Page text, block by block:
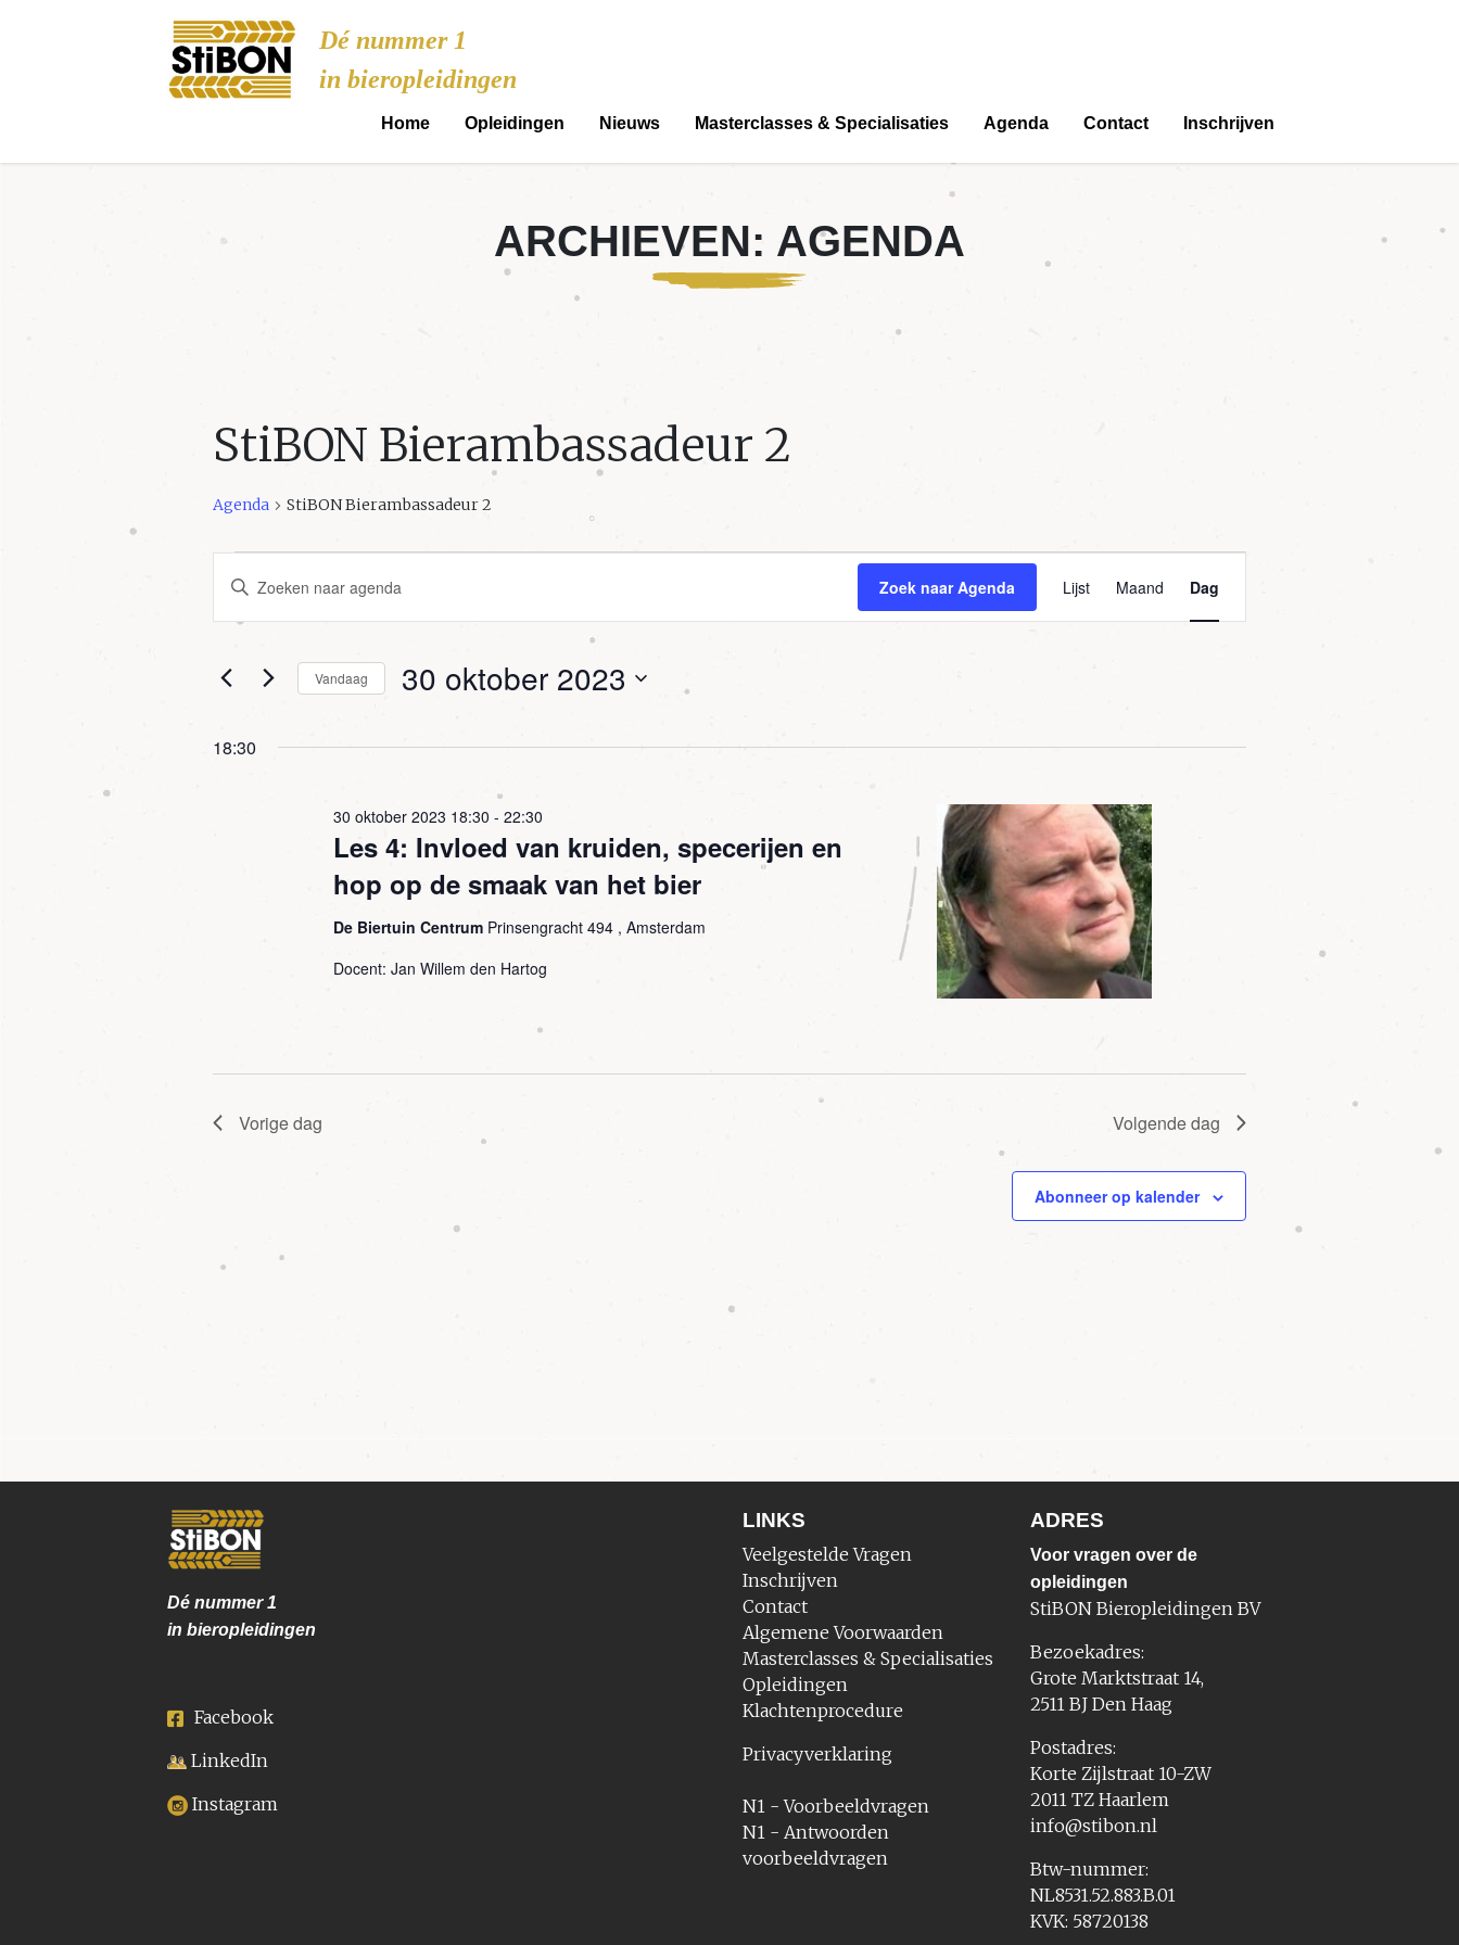
Stibon
Dé nummer 1
in bieropleidingen
Home Opleidingen Nieuws Masterclasses & Specialisaties Agenda Contact Inschrijven
ARCHIEVEN: AGENDA
StiBON Bierambassadeur 2
Agenda StiBON Bierambassadeur 2
Agenda in 30 oktober 2023
Agenda
Zoeken
weergeven
navigatie
Vul
keyword
Zoek
met
Zoek naar Agenda
weergaven
Lijst Maand Dag
Vandaag 30 oktober 2023
18:30
Les 4: Invloed van kruiden, specerijen en
hop op de smaak van het bier
30 oktober 2023 18:30 -22:30
De Biertuin Centrum Prinsengracht 494 , Amsterdam
Docent: Jan Willem den Hartog
Vorige dag Volgende dag
Abonneer op kalender
Dé nummer1
in bieropleidingen
Facebook
LinkedIn
Instagram
LINKS
Veelgestelde Vragen
Inschrijven
Contact
Algemene Voorwaarden
Masterclasses & Specialisaties
Opleidingen
Klachtenprocedure
Privacyverklaring
N1 - Voorbeeldvragen
N1 - Antwoorden
voorbeeldvragen
ADRES
Voor vragen over de
opleidingen
StiBON Bieropleidingen BV
Bezoekadres:
Grote Marktstraat 14,
2511 BJ Den Haag
Postadres:
Korte Zijlstraat 10-ZW
2011 TZ Haarlem
info@stibon.nl
Btw-nummer:
NL8531.52.883.B.01
KVK: 58720138